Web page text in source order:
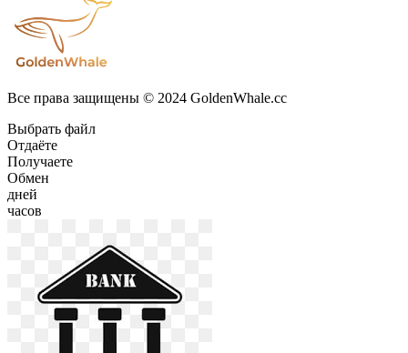
Все права защищены © 2024 GoldenWhale.cc
Выбрать файл
Отдаёте
Получаете
Обмен
дней
часов